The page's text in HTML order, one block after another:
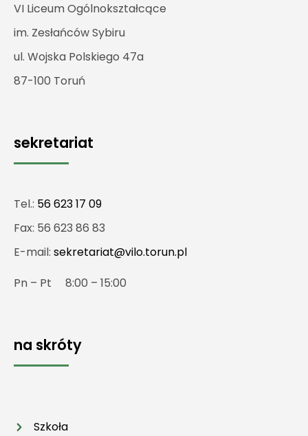
VI Liceum Ogólnokształcące
im. Zesłańców Sybiru
ul. Wojska Polskiego 47a
87-100 Toruń
sekretariat
Tel.: 56 623 17 09
Fax: 56 623 86 83
E-mail: sekretariat@vilo.torun.pl
Pn – Pt 8:00 – 15:00
na skróty
Szkoła